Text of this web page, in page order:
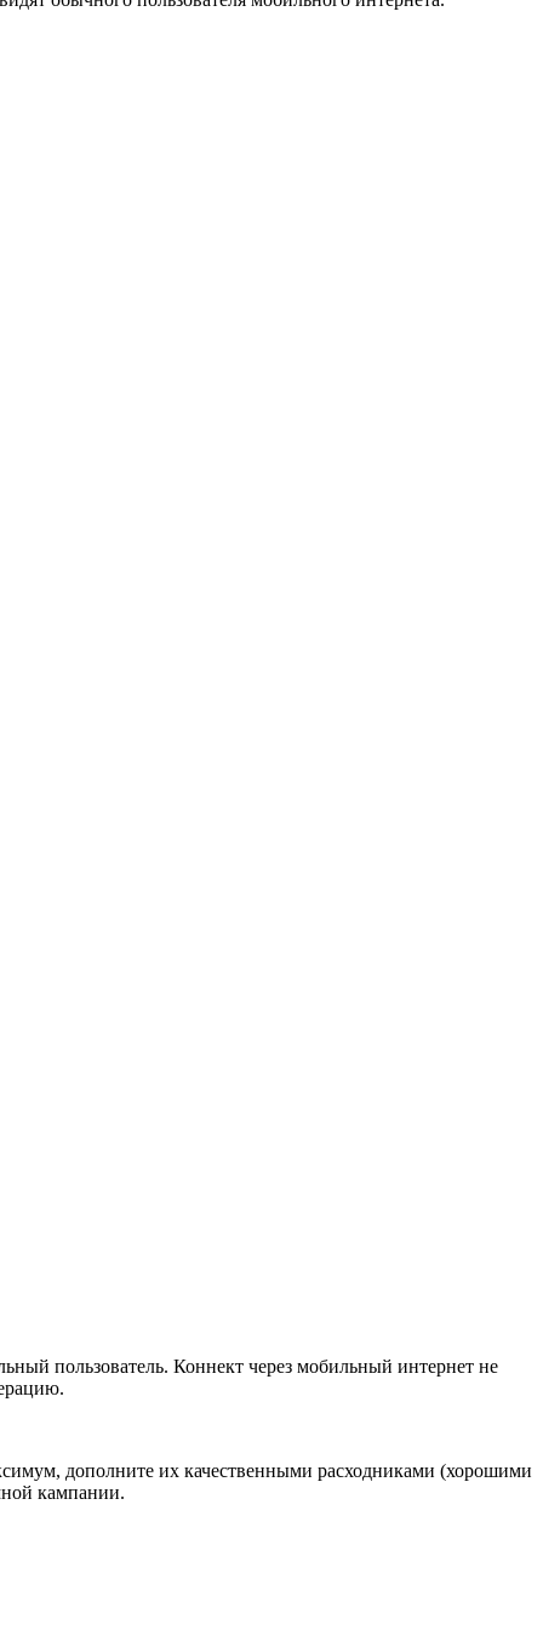
пользователь. Коннект через мобильный интернет не
дополните их качественными расходниками (хорошими
кампании.